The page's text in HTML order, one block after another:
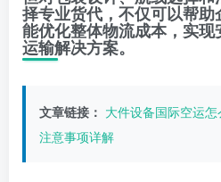
择专业货代，不仅可以帮
能优化整体物流成本，实
运输解决方案。
文章链接： 大件设备国际空运
注意事项详解